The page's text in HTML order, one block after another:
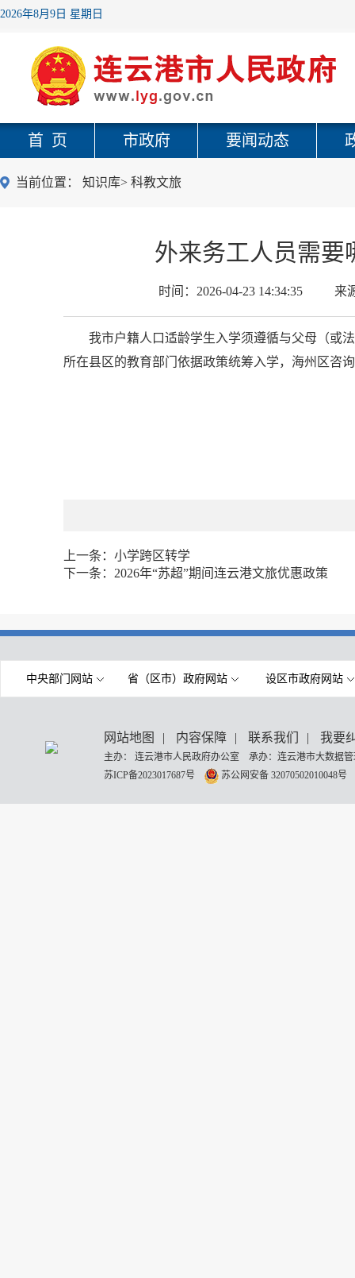
2026年8月9日 星期日
首 页 市政府 要闻动态
当前位置： 知识库> 科教文旅
外来务工人员需要
时间： 2026-04-23 14:34:35 来
我市户籍人口适龄学生入学须遵循与父母（或
所在县区的教育部门依据政策统筹入学，海州区咨
上一条： 小学跨区转学
下一条： 2026年“苏超”期间连云港文旅优惠政策
中央部门网站 省（区市）政府网站 设区市政府网站
网站地图 | 内容保障 | 联系我们 | 我要
主办： 连云港市人民政府办公室 承办：连云港市大数据
苏ICP备2023017687号
苏公网安备 32070502010048号